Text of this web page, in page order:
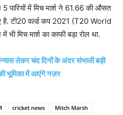
5 पारियों में मिच मार्श ने 61.66 की औसत
है. टी20 वर्ल्ड कप 2021 (T20 World
मिच मार्श का काफी बड़ा रोल था.
लेकर चंद दिनों के अंदर संभाली बड़ी
भूमिका में आएंगे नज़र
cricket news
Mitch Marsh